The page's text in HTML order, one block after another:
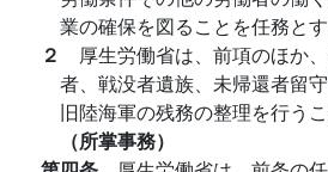
業の確保を図ることを任務とす
２ 厚生労働省は、前項のほか
者、戦没者遺族、未帰還者留
旧陸海軍の残務の整理を行う
（所掌事務）